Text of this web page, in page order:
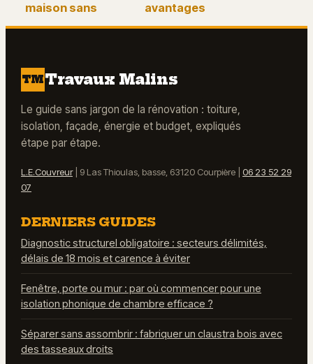
maison sans
chauffage : 7
réduire ses
factures
avantages
majeurs pour vos
TMTravaux Malins
Le guide sans jargon de la rénovation : toiture,
isolation, façade, énergie et budget, expliqués
étape par étape.
L.E.Couvreur| 9 Las Thioulas, basse, 63120 Courpière
06 23 52 29
07
DERNIERS GUIDES
Diagnostic structurel obligatoire : secteurs délimités,
délais de 18 mois et carence à éviter
Fenêtre, porte ou mur : par où commencer pour une
isolation phonique de chambre efficace ?
Séparer sans assombrir : fabriquer un claustra bois avec
des tasseaux droits